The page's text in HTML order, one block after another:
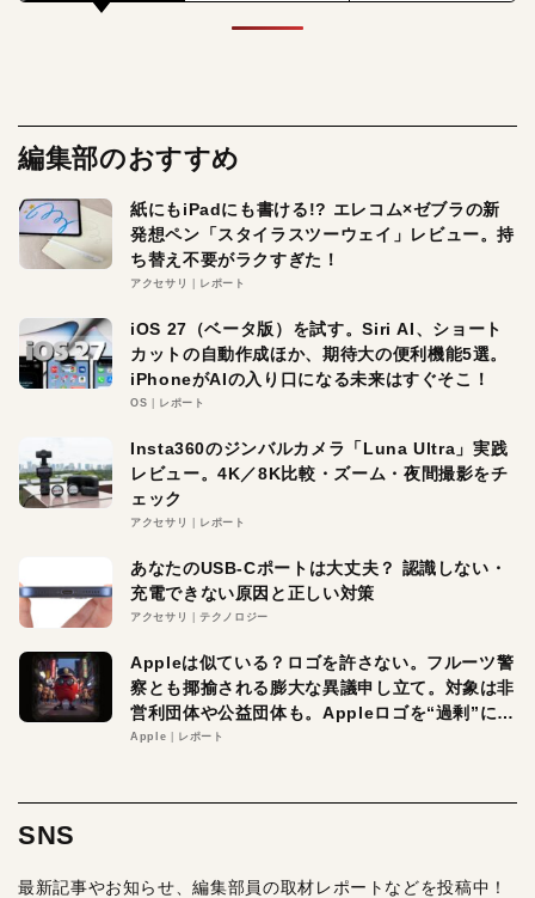
編集部のおすすめ
紙にもiPadにも書ける!? エレコム×ゼブラの新
発想ペン「スタイラスツーウェイ」レビュー。持
ち替え不要がラクすぎた！
アクセサリ レポート
iOS 27（ベータ版）を試す。Siri AI、ショート
カットの自動作成ほか、期待大の便利機能5選。
iPhoneがAIの入り口になる未来はすぐそこ！
OS レポート
Insta360のジンバルカメラ「Luna Ultra」実践
レビュー。4K／8K比較・ズーム・夜間撮影をチ
ェック
アクセサリ レポート
あなたのUSB-Cポートは大丈夫？ 認識しない・
充電できない原因と正しい対策
アクセサリ テクノロジー
Appleは似ている？ロゴを許さない。フルーツ警
察とも揶揄される膨大な異議申し立て。対象は非
営利団体や公益団体も。Appleロゴを“過剰”に守
る理由とは
Apple レポート
SNS
最新記事やお知らせ、編集部員の取材レポートなどを投稿中！